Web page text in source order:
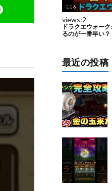
最近の投稿